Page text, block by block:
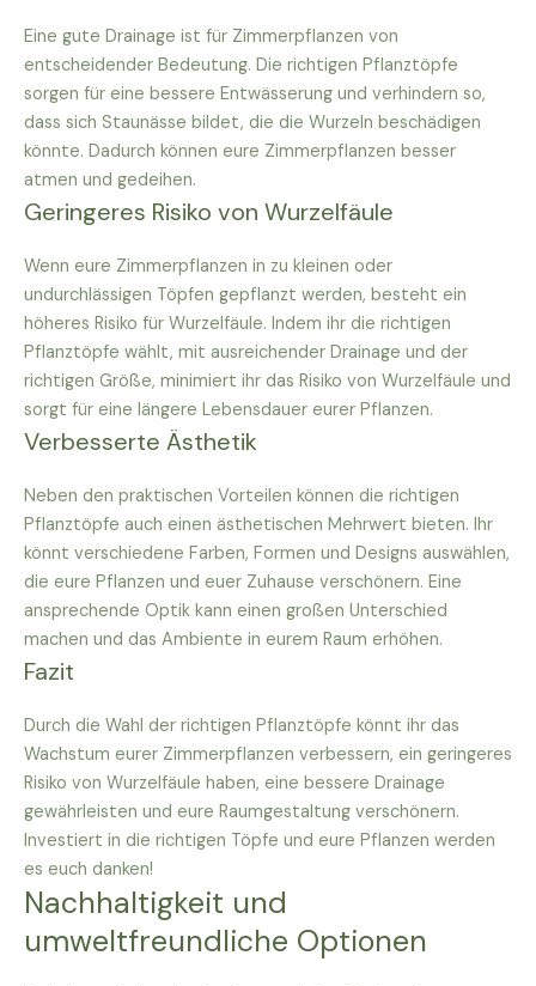
Eine gute Drainage ist für Zimmerpflanzen von
entscheidender Bedeutung. Die richtigen Pflanztöpfe
sorgen für eine bessere Entwässerung und verhindern so,
dass sich Staunässe bildet, die die Wurzeln beschädigen
könnte. Dadurch können eure Zimmerpflanzen besser
atmen und gedeihen.
Geringeres Risiko von Wurzelfäule
Wenn eure Zimmerpflanzen in zu kleinen oder
undurchlässigen Töpfen gepflanzt werden, besteht ein
höheres Risiko für Wurzelfäule. Indem ihr die richtigen
Pflanztöpfe wählt, mit ausreichender Drainage und der
richtigen Größe, minimiert ihr das Risiko von Wurzelfäule und
sorgt für eine längere Lebensdauer eurer Pflanzen.
Verbesserte Ästhetik
Neben den praktischen Vorteilen können die richtigen
Pflanztöpfe auch einen ästhetischen Mehrwert bieten. Ihr
könnt verschiedene Farben, Formen und Designs auswählen,
die eure Pflanzen und euer Zuhause verschönern. Eine
ansprechende Optik kann einen großen Unterschied
machen und das Ambiente in eurem Raum erhöhen.
Fazit
Durch die Wahl der richtigen Pflanztöpfe könnt ihr das
Wachstum eurer Zimmerpflanzen verbessern, ein geringeres
Risiko von Wurzelfäule haben, eine bessere Drainage
gewährleisten und eure Raumgestaltung verschönern.
Investiert in die richtigen Töpfe und eure Pflanzen werden
es euch danken!
Nachhaltigkeit und
umweltfreundliche Optionen